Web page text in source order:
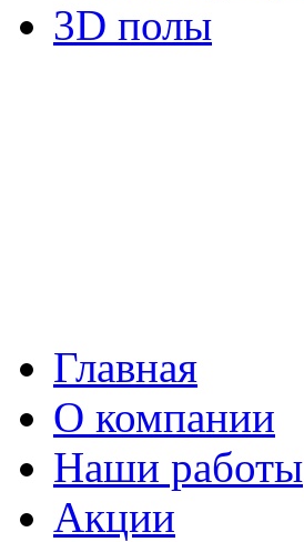
3D полы
Главная
О компании
Наши работы
Акции